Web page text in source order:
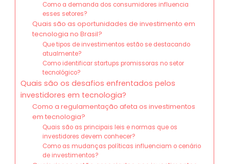
Como a demanda dos consumidores influencia
esses setores?
Quais são as oportunidades de investimento em
tecnologia no Brasil?
Que tipos de investimentos estão se destacando
atualmente?
Como identificar startups promissoras no setor
tecnológico?
Quais são os desafios enfrentados pelos
investidores em tecnologia?
Como a regulamentação afeta os investimentos
em tecnologia?
Quais são as principais leis e normas que os
investidores devem conhecer?
Como as mudanças políticas influenciam o cenário
de investimentos?